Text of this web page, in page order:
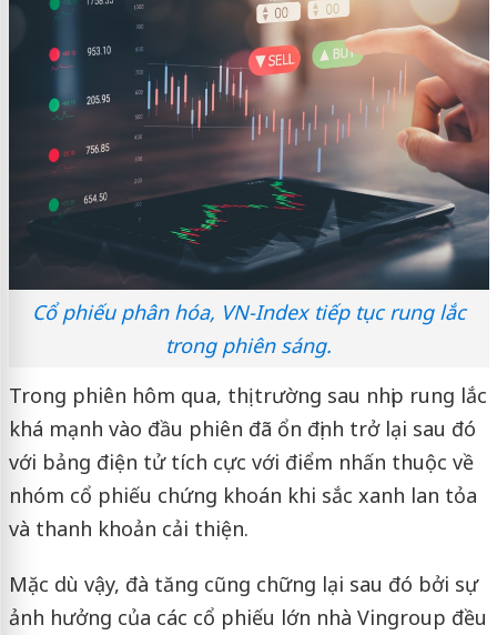
Cổ phiếu phân hóa, VN-Index tiếp tục rung lắc
trong phiên sáng.
Trong phiên hôm qua, thị trường sau nhịp rung lắc
khá mạnh vào đầu phiên đã ổn định trở lại sau đó
với bảng điện tử tích cực với điểm nhấn thuộc về
nhóm cổ phiếu chứng khoán khi sắc xanh lan tỏa
và thanh khoản cải thiện.
Mặc dù vậy, đà tăng cũng chững lại sau đó bởi sự
ảnh hưởng của các cổ phiếu lớn nhà Vingroup đều